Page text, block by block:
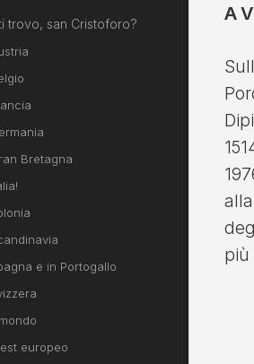
A
più
trovo, san Cristoforo?
Bretagna
e in Portogallo
europeo